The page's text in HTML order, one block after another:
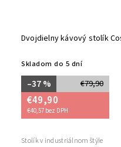
Dvojdielny kávový stolík
Skladom do 5 dní
€79,90
–37 %
€49,90
€40,57 bez DPH
Stolík v industriálnom štýle